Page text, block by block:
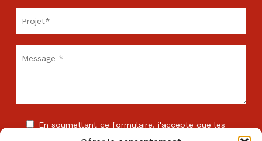
En soumettant ce formulaire, j'accepte que les
informations saisies soient exploitées dans le cadre de